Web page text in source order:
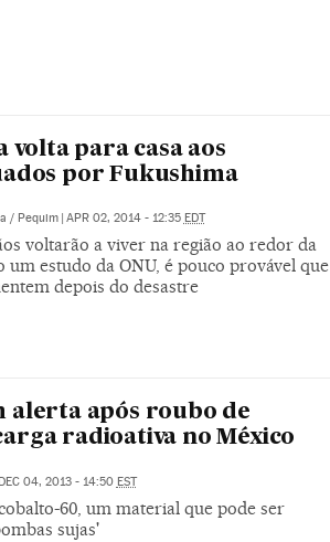
volta para casa aos
por Fukushima
/ Pequim | APR 02, 2014 - 12:35 EDT
voltarão a viver na região ao redor da
um estudo da ONU, é pouco provável que
depois do desastre
alerta após roubo de
radioativa no México
DEC 04, 2013 - 14:50 EST
60, um material que pode ser
sujas'